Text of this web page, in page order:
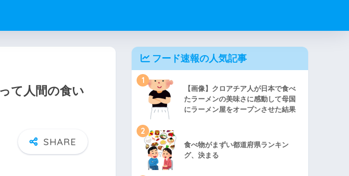
て人間の食い
フード速報の人気記事
1
【画像】クロアチア人が日本で食べ
たラーメンの美味さに感動して母国
にラーメン屋をオープンさせた結果
2
食べ物がまずい都道府県ランキン
グ、決まる